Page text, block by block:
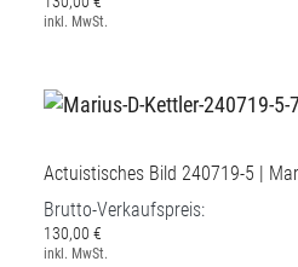
inkl. MwSt.
Actuistisches Bild 240719-5 |
Brutto-Verkaufspreis:
130,00 €
inkl. MwSt.